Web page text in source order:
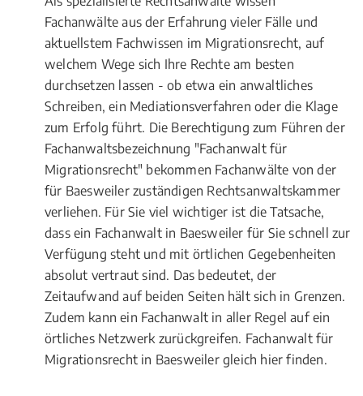
Fachanwälte aus der Erfahrung vieler Fälle und
aktuellstem Fachwissen im Migrationsrecht, auf
welchem Wege sich Ihre Rechte am besten
durchsetzen lassen - ob etwa ein anwaltliches
Schreiben, ein Mediationsverfahren oder die Klage
zum Erfolg führt. Die Berechtigung zum Führen der
Fachanwaltsbezeichnung "Fachanwalt für
Migrationsrecht" bekommen Fachanwälte von der
für Baesweiler zuständigen Rechtsanwaltskammer
verliehen. Für Sie viel wichtiger ist die Tatsache,
dass ein Fachanwalt in Baesweiler für Sie schnell zur
Verfügung steht und mit örtlichen Gegebenheiten
absolut vertraut sind. Das bedeutet, der
Zeitaufwand auf beiden Seiten hält sich in Grenzen.
Zudem kann ein Fachanwalt in aller Regel auf ein
örtliches Netzwerk zurückgreifen. Fachanwalt für
Migrationsrecht in Baesweiler gleich hier finden.